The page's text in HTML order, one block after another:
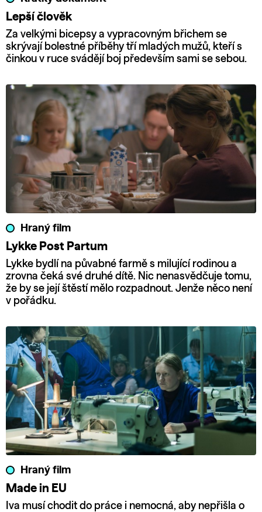
Lepší člověk
Za velkými bicepsy a vypracovným břichem se
skrývají bolestné příběhy tří mladých mužů, kteří s
činkou v ruce svádějí boj především sami se sebou.
Hraný film
Lykke Post Partum
Lykke bydlí na půvabné farmě s milující rodinou a
zrovna čeká své druhé dítě. Nic nenasvědčuje tomu,
že by se její štěstí mělo rozpadnout. Jenže něco není
v pořádku.
Hraný film
Made in EU
Iva musí chodit do práce i nemocná, aby nepřišla o